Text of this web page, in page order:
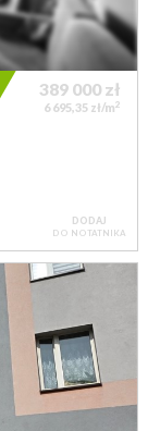
389 000 zł
6 695,35 zł/m2
DODAJ
DO NOTATNIKA